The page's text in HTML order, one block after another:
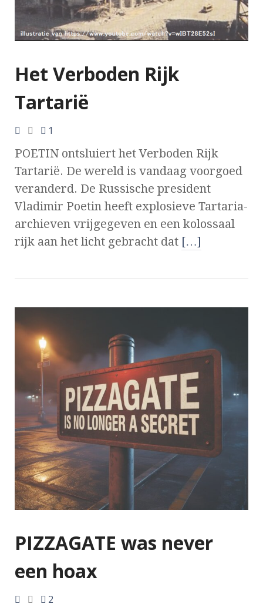
Het Verboden Rijk
Tartarië
1
POETIN ontsluiert het Verboden Rijk
Tartarië. De wereld is vandaag voorgoed
veranderd. De Russische president
Vladimir Poetin heeft explosieve Tartaria-
archieven vrijgegeven en een kolossaal
rijk aan het licht gebracht dat […]
PIZZAGATE was never
een hoax
2